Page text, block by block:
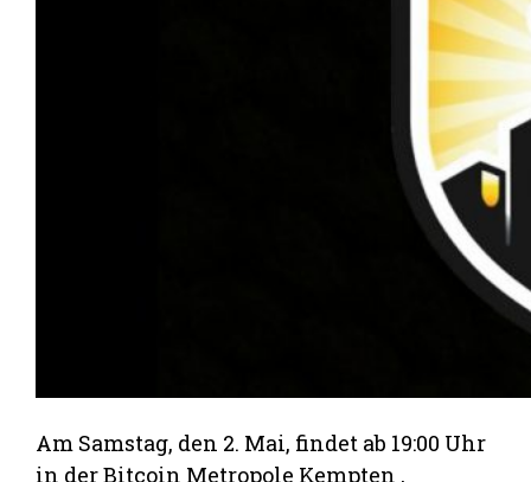
Am Samstag, den 2. Mai, findet ab 19:00 Uhr
in der Bitcoin Metropole Kempten ,